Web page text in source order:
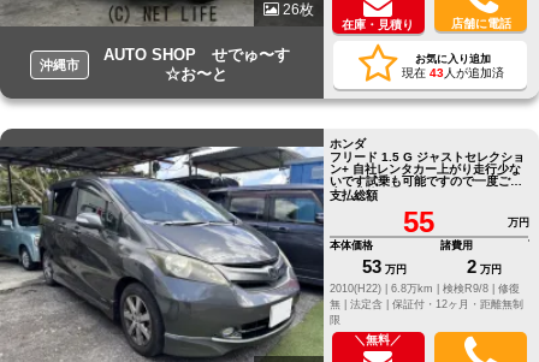
26枚
沖縄市
AUTO SHOP せでゅ〜す
☆お〜と
在庫・見積り 店舗に電話
お気に入り追加
現在 43人が追加済
ホンダ
フリード 1.5 G ジャストセレクショ
ン+ 自社レンタカー上がり走行少な
いです試乗も可能ですので一度ご来
店ご連絡お願い致します
支払総額
55
万円
本体価格
53 万円
諸費用
2 万円
2010(H22) |
6.8万km | 検検R9/8 | 修復
無 | 法定含 | 保証付・12ヶ月・距離無制
限
＼無料／